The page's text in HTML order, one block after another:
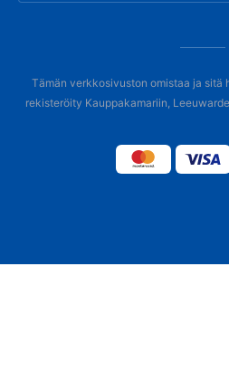
Tämän verkkosivuston omistaa ja sitä
rekisteröity Kauppakamariin,